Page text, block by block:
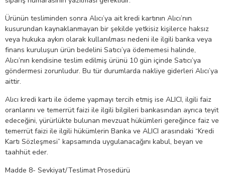
Ürünün tesliminden sonra Alıcı’ya ait kredi kartının Alıcı’nın
kusurundan kaynaklanmayan bir şekilde yetkisiz kişilerce haksız
veya hukuka aykırı olarak kullanılması nedeni ile ilgili banka veya
finans kuruluşun ürün bedelini Satıcı’ya ödememesi halinde,
Alıcı’nın kendisine teslim edilmiş ürünü 10 gün içinde Satıcı’ya
göndermesi zorunludur. Bu tür durumlarda nakliye giderleri Alıcı’ya
aittir.
Alıcı kredi kartı ile ödeme yapmayı tercih etmiş ise ALICI, ilgili faiz
oranlarını ve temerrüt faizi ile ilgili bilgileri bankasından ayrıca teyit
edeceğini, yürürlükte bulunan mevzuat hükümleri gereğince faiz ve
temerrüt faizi ile ilgili hükümlerin Banka ve ALICI arasındaki “Kredi
Kartı Sözleşmesi” kapsamında uygulanacağını kabul, beyan ve
taahhüt eder.
Madde 8- Sevkiyat/Teslimat Prosedürü